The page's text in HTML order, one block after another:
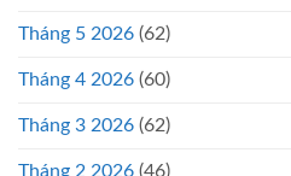
Tháng 5 2026 (62)
Tháng 4 2026 (60)
Tháng 3 2026 (62)
Tháng 2 2026 (46)